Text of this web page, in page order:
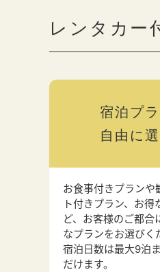
レンタカー
宿泊プ
自由に
お食事付きプランや
ト付きプラン、お得
ど、お客様のご都合
なプランをお選びく
宿泊日数は最大9泊
だけます。